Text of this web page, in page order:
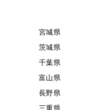
宮城県
茨城県
千葉県
富山県
長野県
三重県